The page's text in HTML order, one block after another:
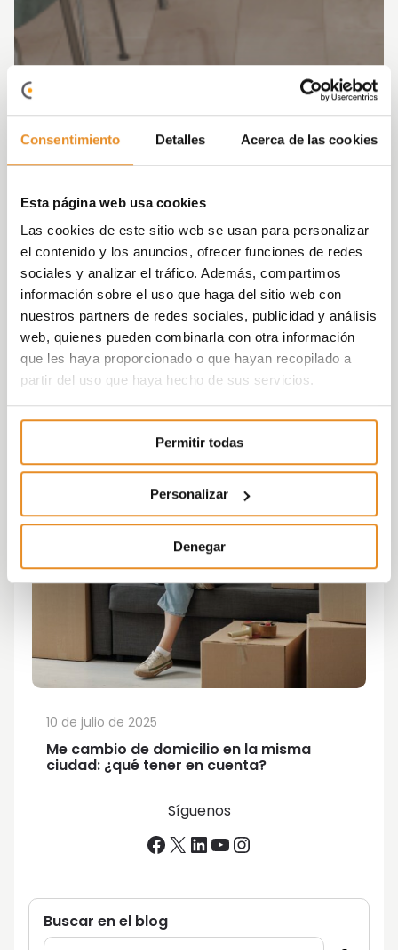
Consentimiento Detalles Acerca de las cookies
Esta página web usa cookies
Las cookies de este sitio web se usan para personalizar
el contenido y los anuncios, ofrecer funciones de redes
sociales y analizar el tráfico. Además, compartimos
información sobre el uso que haga del sitio web con
nuestros partners de redes sociales, publicidad y análisis
web, quienes pueden combinarla con otra información
que les haya proporcionado o que hayan recopilado a
partir del uso que haya hecho de sus servicios.
Permitir todas
Personalizar
Denegar
Me cambio de domicilio en la misma
ciudad: ¿qué tener en cuenta?
10 de julio de 2025
Síguenos
Facebook
X LinkedIn
YouTube
Instagram
Buscar en el blog